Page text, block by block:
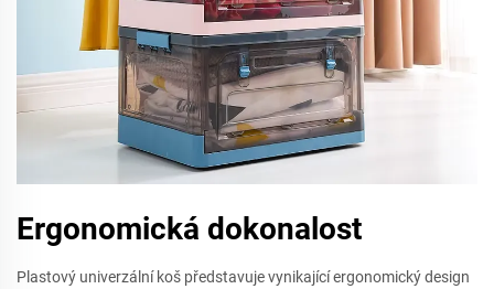
Ergonomická dokonalost
Plastový univerzální koš představuje vynikající ergonomický design